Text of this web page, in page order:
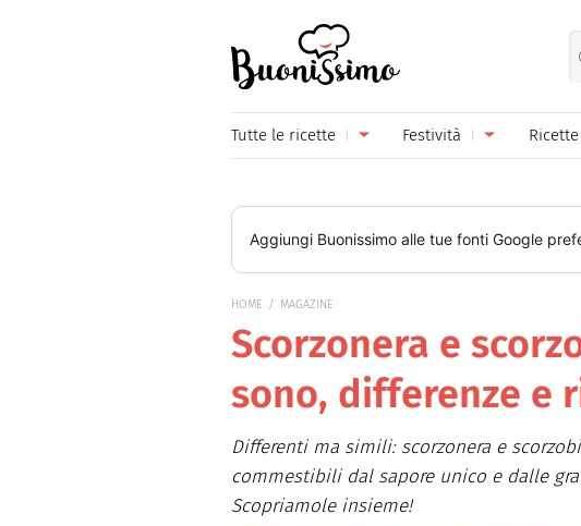
Tutte le ricette
Primi piatti Pane pizza
Secondi piatti Salse e
Marmellate
Formaggi Ricette di
Frutta Bevande
Dolci
Festività
Carnevale
Festa della Donna
Halloween
Natale
Aggiungi Buonissimo alle tue fonti Google
HOME MAGAZINE
Scorzonera e
sono, differenze e
Differenti ma simili: scorzonera e
commestibili dal sapore unico e dalle
Scopriamole insieme!